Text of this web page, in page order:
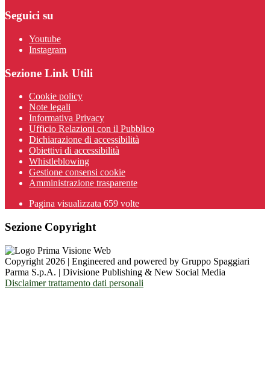
Seguici su
Youtube
Instagram
Sezione Link Utili
Cookie policy
Note legali
Informativa Privacy
Ufficio Relazioni con il Pubblico
Dichiarazione di accessibilità
Obiettivi di accessibilità
Whistleblowing
Gestione consensi cookie
Amministrazione trasparente
Pagina visualizzata 659 volte
Sezione Copyright
Copyright 2026 | Engineered and powered by Gruppo Spaggiari
Parma S.p.A. | Divisione Publishing & New Social Media
Disclaimer trattamento dati personali